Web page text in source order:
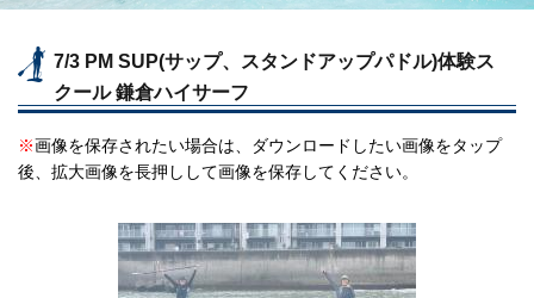
7/3 PM SUP(サップ、スタンドアップパドル)体験ス
クール 鎌倉ハイサーフ
※画像を保存されたい場合は、ダウンロードしたい画像をタップ
後、拡大画像を長押しして画像を保存してください。